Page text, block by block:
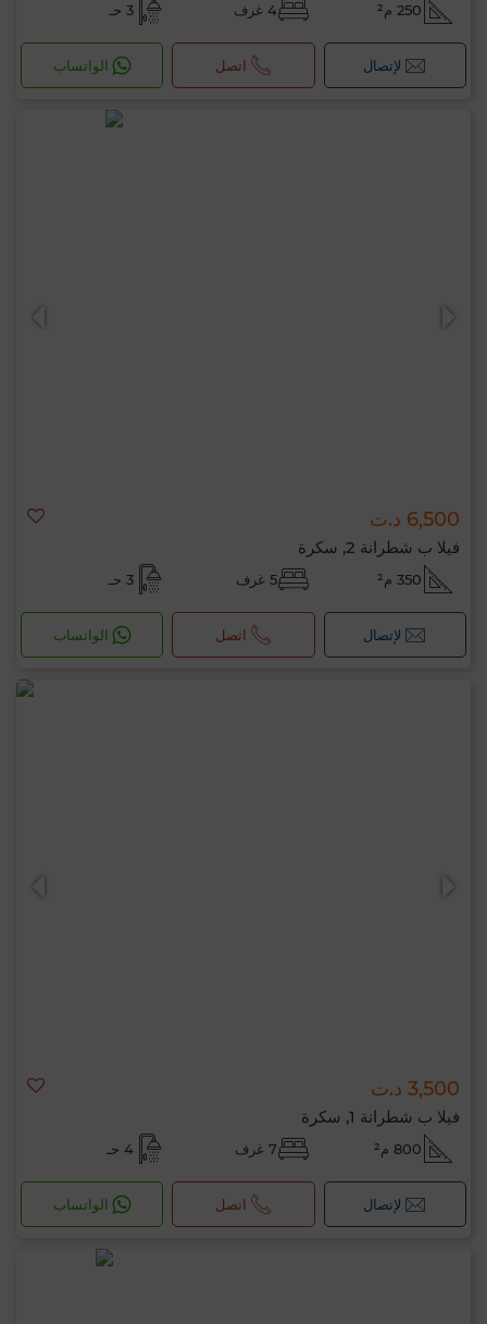
250 م² 4 غرف 3 حـ
لإتصال اتصل الواتساب
6,500 د.ت
فيلا ب شطرانة 2, سكرة
350 م² 5 غرف 3 حـ
لإتصال اتصل الواتساب
3,500 د.ت
فيلا ب شطرانة 1, سكرة
800 م² 7 غرف 4 حـ
لإتصال اتصل الواتساب